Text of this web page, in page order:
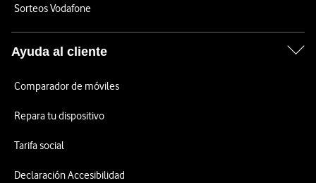
Sorteos Vodafone
Ayuda al cliente
Comparador de móviles
Repara tu dispositivo
Tarifa social
Declaración Accesibilidad